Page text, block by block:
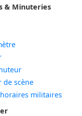
& Minuteries
de scène
militaires